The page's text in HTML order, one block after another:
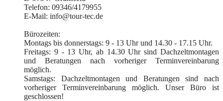
Telefon: 09346/4179955
E-Mail: info@tour-tec.de
Bürozeiten:
Montags bis donnerstags: 9 - 13 Uhr und 14.30 - 17.15 Uhr.
Freitags: 9 - 13 Uhr, ab 14.30 Uhr sind Dachzeltmontagen
und Beratungen nach vorheriger Terminvereinbarung
möglich.
Samstags: Dachzeltmontagen und Beratungen sind nach
vorheriger Terminvereinbarung möglich. Unser Büro ist
geschlossen!